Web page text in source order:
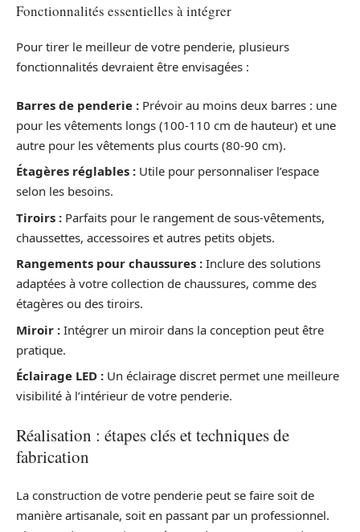
Fonctionnalités essentielles à intégrer
Pour tirer le meilleur de votre penderie, plusieurs
fonctionnalités devraient être envisagées :
Barres de penderie : Prévoir au moins deux barres : une
pour les vêtements longs (100-110 cm de hauteur) et une
autre pour les vêtements plus courts (80-90 cm).
Étagères réglables : Utile pour personnaliser l’espace
selon les besoins.
Tiroirs : Parfaits pour le rangement de sous-vêtements,
chaussettes, accessoires et autres petits objets.
Rangements pour chaussures : Inclure des solutions
adaptées à votre collection de chaussures, comme des
étagères ou des tiroirs.
Miroir : Intégrer un miroir dans la conception peut être
pratique.
Éclairage LED : Un éclairage discret permet une meilleure
visibilité à l’intérieur de votre penderie.
Réalisation : étapes clés et techniques de
fabrication
La construction de votre penderie peut se faire soit de
manière artisanale, soit en passant par un professionnel.